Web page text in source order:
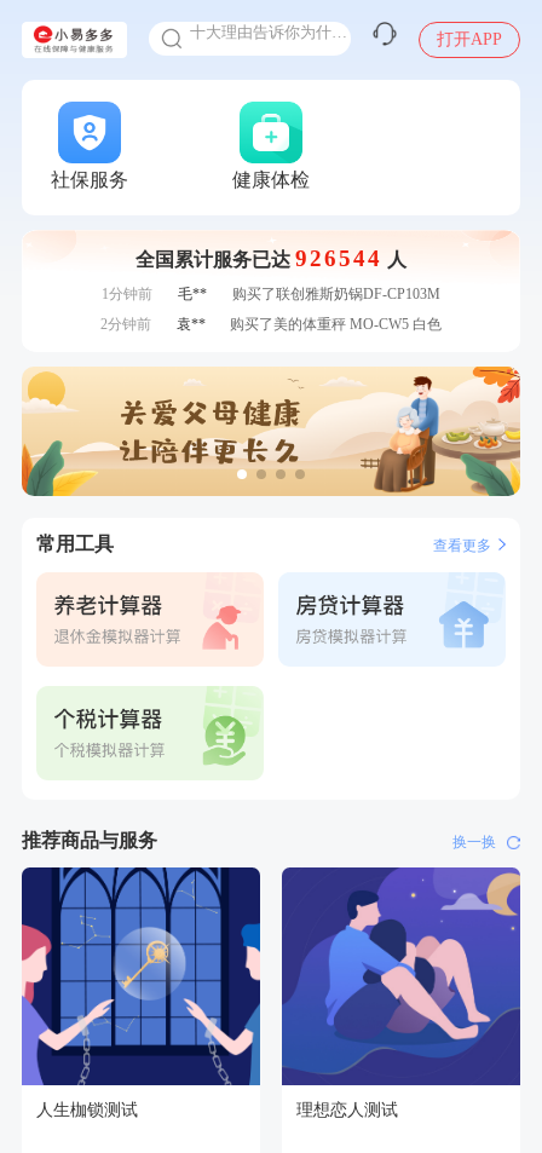
感染人偏肺病毒就会得肺炎吗
入职体检在线预约
甲状腺癌怎么筛查
打开APP
社保服务 健康体检
全国累计服务已达 926544 人
7分钟前 郑**
成功预约了脑血管系统套餐
7分钟前
购买了美的1.5L电热水壶HJ1522
刚刚
购买了宁安堡新疆无核红枣干150g*2
刚刚
购买了宁安堡新疆无核红枣干150g*2
1分钟前
江**
成功预约了标准套餐（男）
1分钟前
毛**
购买了联创雅斯奶锅DF-CP103M
2分钟前
袁**
购买了美的体重秤 MO-CW5 白色
莫**
成功预约了健康体检一档
4分钟前
王*
购买了公牛环球旅行转换器—L07
6分钟前
姜**
购买了五常稻花香2号大米
成功预约了关怀老人B套餐
7分钟前
刚刚
林** 购买了宁安堡新疆无核红枣干150g*2
常用工具 查看更多
推荐商品与服务 换一换
人生枷锁测试 理想恋人测试